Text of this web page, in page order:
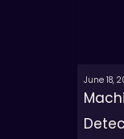
June 18,